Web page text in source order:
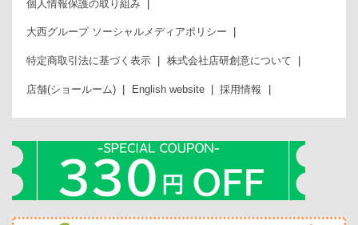
個人情報保護の取り組み
大西グループ ソーシャルメディアポリシー
特定商取引法に基づく表示 株式会社店研創意について
店舗(ショールーム) English website 採用情報